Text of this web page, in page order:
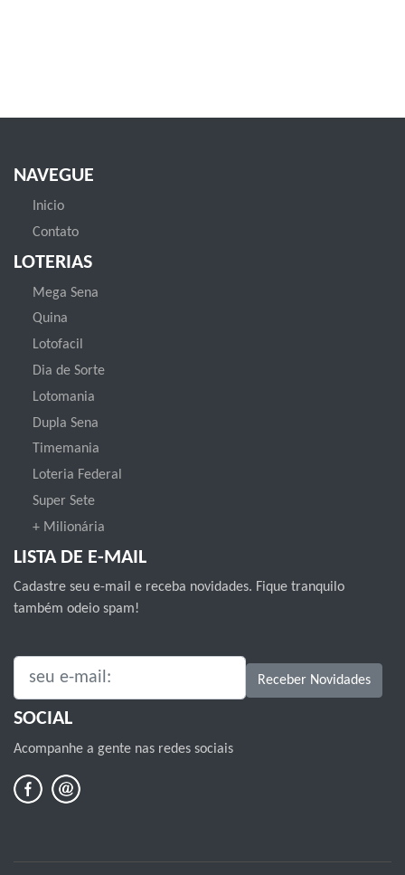
NAVEGUE
Inicio
Contato
LOTERIAS
Mega Sena
Quina
Lotofacil
Dia de Sorte
Lotomania
Dupla Sena
Timemania
Loteria Federal
Super Sete
+ Milionária
LISTA DE E-MAIL
Cadastre seu e-mail e receba novidades. Fique tranquilo
também odeio spam!
SEU E-MAIL: Receber Novidades
SOCIAL
Acompanhe a gente nas redes sociais